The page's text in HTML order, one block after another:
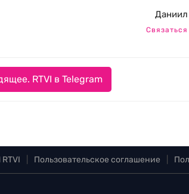
RTVI в Telegram
Пользовательское соглашение